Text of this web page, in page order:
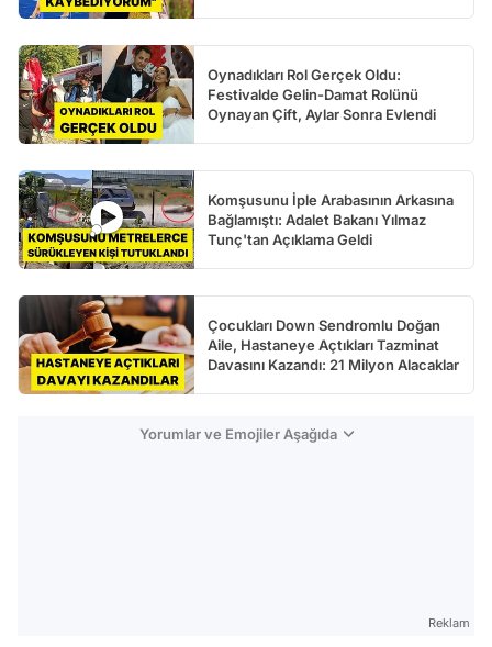
Oynadıkları Rol Gerçek Oldu:
Festivalde Gelin-Damat Rolünü
Oynayan Çift, Aylar Sonra Evlendi
Komşusunu İple Arabasının Arkasına
Bağlamıştı: Adalet Bakanı Yılmaz
Tunç'tan Açıklama Geldi
Çocukları Down Sendromlu Doğan
Aile, Hastaneye Açtıkları Tazminat
Davasını Kazandı: 21 Milyon Alacaklar
Yorumlar ve Emojiler Aşağıda
Reklam